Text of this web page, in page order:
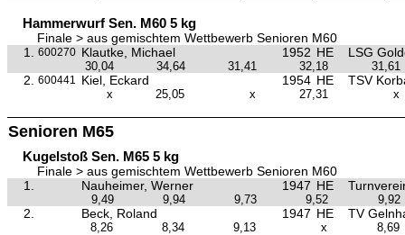
Hammerwurf Sen. M60 5 kg
Finale > aus gemischtem Wettbewerb Senioren M60
1.
600270 Klautke, Michael 1952 HE LSG
30,04 34,64 31,41 32,18 31,61
2. 600441 Kiel, Eckard 1954 HE TSV
x 25,05 x 27,31 x
Senioren M65
Kugelstoß Sen. M65 5 kg
Finale > aus gemischtem Wettbewerb Senioren M60
1.
Nauheimer, Werner 1947 HE
9,49 9,94 9,73 9,52 9,92
2. Beck, Roland 1947 HE TV
8,26 8,34 9,13 x 8,69